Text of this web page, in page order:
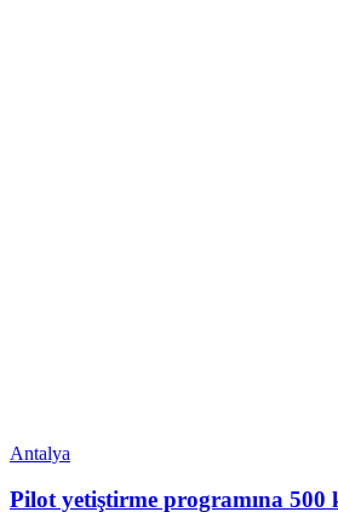
Antalya
Pilot yetiştirme programına 500